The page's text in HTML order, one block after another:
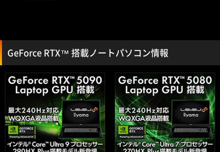
GeForce RTX™ 搭載ノートパソコン情報